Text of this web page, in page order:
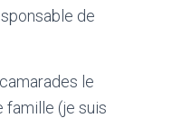
de
le
famille (je suis